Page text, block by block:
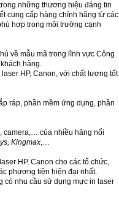
những thương hiệu đáng tin
cung cấp hàng chính hãng từ các
hợp trong môi trường cạnh
về mẫu mã trong lĩnh vực Công
hàng.
HP, Canon, với chất lượng tốt
ráp, phần mềm ứng dụng, phần
camera,… của nhiều hãng nổi
Kingmax,…
HP, Canon cho các tổ chức,
phương tiện hiện đại nhất.
có nhu cầu sử dụng mực in laser